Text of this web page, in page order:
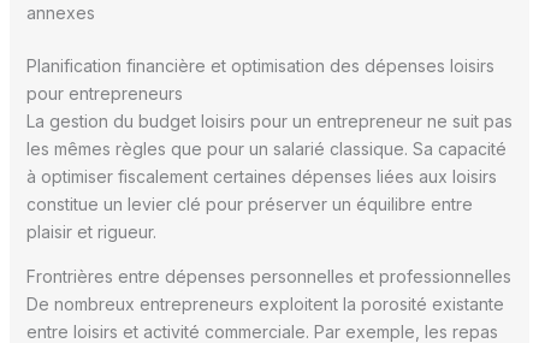
annexes
Planification financière et optimisation des dépenses loisirs
pour entrepreneurs
La gestion du budget loisirs pour un entrepreneur ne suit pas
les mêmes règles que pour un salarié classique. Sa capacité
à optimiser fiscalement certaines dépenses liées aux loisirs
constitue un levier clé pour préserver un équilibre entre
plaisir et rigueur.
Frontrières entre dépenses personnelles et professionnelles
De nombreux entrepreneurs exploitent la porosité existante
entre loisirs et activité commerciale. Par exemple, les repas